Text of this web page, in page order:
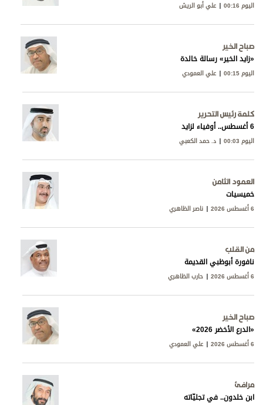
اليوم 00:16 علي أبو الريش
صباح الخير
«زايد الخير» رسالة خالدة
اليوم 00:15 علي العمودي
كلمة رئيس التحرير
6 أغسطس.. أوفياء لزايد
اليوم 00:03 د. حمد الكعبي
العمود الثامن
خميسيات
6 أغسطس 2026 ناصر الظاهري
من القلب
نافورة أبوظبي القديمة
6 أغسطس 2026 حارب الظاهري
صباح الخير
«الدرع الأخضر 2026»
6 أغسطس 2026 علي العمودي
مرافئ
ابن خلدون.. في تجليّاته